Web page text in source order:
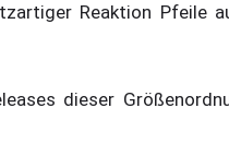
Reaktion Pfeile
dieser